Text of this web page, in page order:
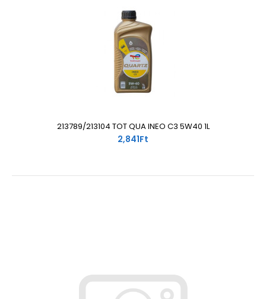
213789/213104 TOT QUA INEO C3 5W40 1L
2,841Ft